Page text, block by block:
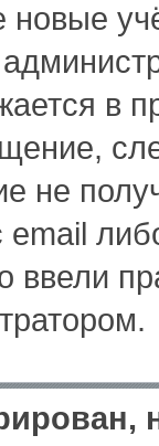
новые
в
не
ввели